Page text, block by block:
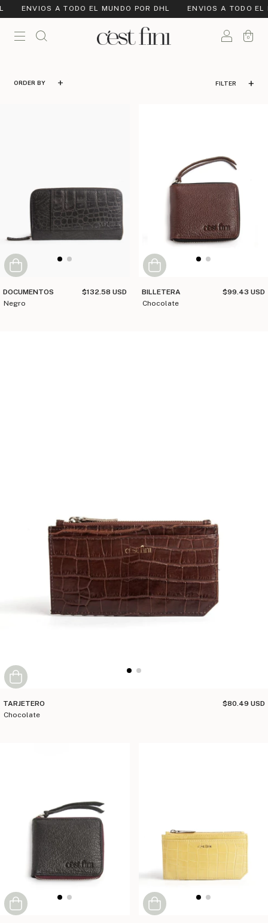
ENVIOS A TODO EL MUNDO POR DHL ENVIOS A TODO EL
0
FILTER
DOCUMENTOS
negro
$132.58 USD
BILLETERA
chocolate
$99.43 USD
TARJETERO
chocolate
$80.49 USD